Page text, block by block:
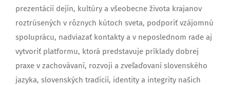
prezentácií dejín, kultúry a všeobecne života krajanov
roztrúsených v rôznych kútoch sveta, podporiť vzájomnú
spoluprácu, nadviazať kontakty a v neposlednom rade aj
vytvoriť platformu, ktorá predstavuje príklady dobrej
praxe v zachovávaní, rozvoji a zveľaďovaní slovenského
jazyka, slovenských tradícií, identity a integrity našich